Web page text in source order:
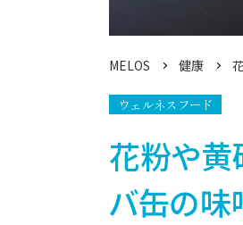
MELOS 健康
ウェルネスフード
花粉や黄
バ缶の味